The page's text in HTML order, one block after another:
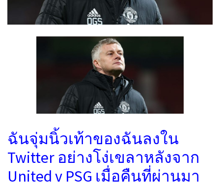
ฉันจุ่มนิ้วเท้าของฉันลงใน
Twitter อย่างโง่เขลาหลังจาก
United v PSG เมื่อคืนที่ผ่านมา